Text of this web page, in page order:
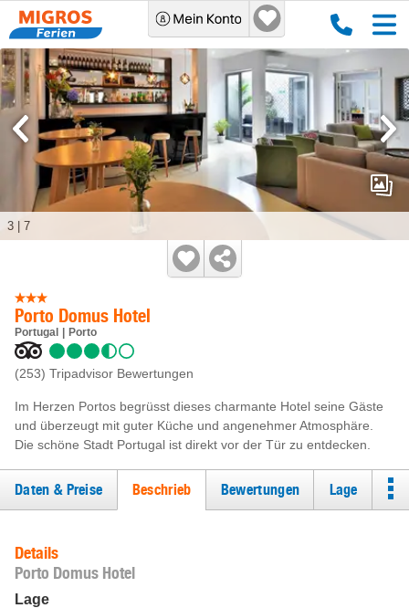
Porto Domus Hotel
Portugal Porto
(253) Tripadvisor Bewertungen
Im Herzen Portos begrüsst dieses charmante Hotel seine Gäste
und überzeugt mit guter Küche und angenehmer Atmosphäre.
Die schöne Stadt Portugal ist direkt vor der Tür zu entdecken.
3 7
Daten & Preise Beschrieb Bewertungen Lage
Details
Porto Domus Hotel
Lage